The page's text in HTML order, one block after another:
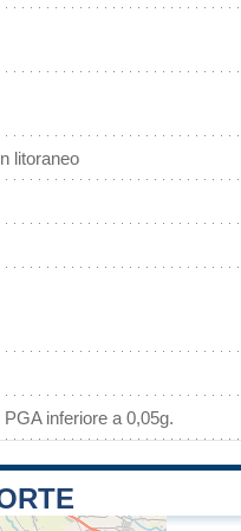
litoraneo
inferiore a 0,05g.